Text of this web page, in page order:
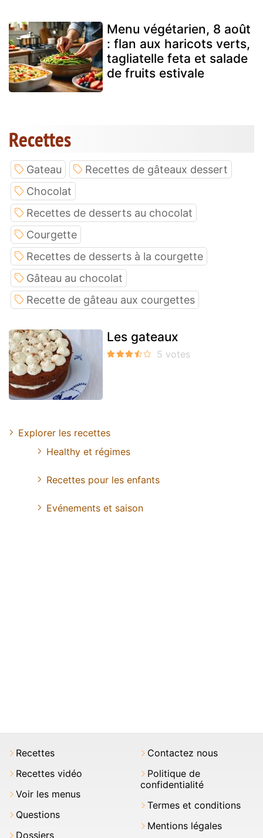
Menu végétarien, 8 août
: flan aux haricots verts,
tagliatelle feta et salade
de fruits estivale
Recettes
Gateau
Recettes de gâteaux dessert
Chocolat
Recettes de desserts au chocolat
Courgette
Recettes de desserts à la courgette
Gâteau au chocolat
Recette de gâteau aux courgettes
Les gateaux
Explorer les recettes
Healthy et régimes
Recettes pour les enfants
Evénements et saison
Recettes
Recettes vidéo
Voir les menus
Questions
Dossiers
Contactez nous
Politique de
confidentialité
Termes et conditions
Mentions légales